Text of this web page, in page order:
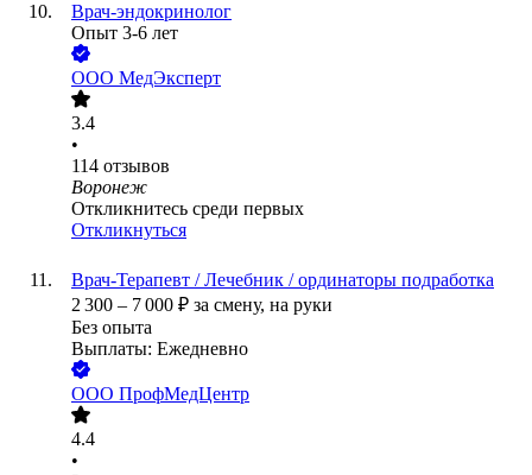
Врач-эндокринолог
Опыт 3-6 лет
ООО МедЭксперт
3.4
•
114 отзывов
Воронеж
Откликнитесь среди первых
Откликнуться
Врач-Терапевт / Лечебник / ординаторы подработка
2 300 – 7 000 ₽ за смену, на руки
Без опыта
Выплаты: Ежедневно
ООО ПрофМедЦентр
4.4
•